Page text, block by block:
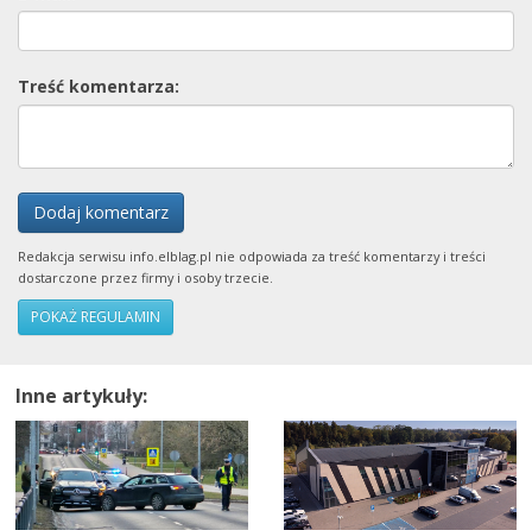
Treść komentarza:
Dodaj komentarz
Redakcja serwisu info.elblag.pl nie odpowiada za treść komentarzy i treści
dostarczone przez firmy i osoby trzecie.
POKAŻ REGULAMIN
Inne artykuły: